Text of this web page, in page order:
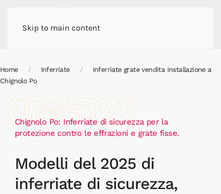
Skip to main content
Home Inferriate
Inferriate grate vendita installazione a
Chignolo Po
Chignolo Po: Inferriate di sicurezza per la
protezione contro le effrazioni e grate fisse.
Modelli del 2025 di
inferriate di sicurezza,